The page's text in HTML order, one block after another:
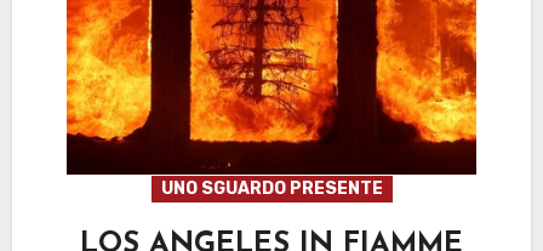
UNO SGUARDO PRESENTE
LOS ANGELES IN FIAMME